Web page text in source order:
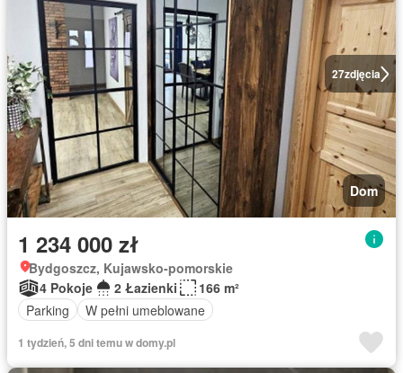
27zdjęcia
Dom
1 234 000 zł
Bydgoszcz, Kujawsko-pomorskie
4 Pokoje
2 Łazienki
166 m²
Parking
W pełni umeblowane
1 tydzień, 5 dni temu w domy.pl